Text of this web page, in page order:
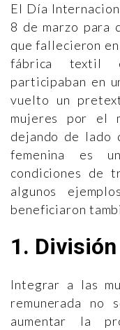
El Día
8 de marzo para
que fallecieron
fábrica textil
participaban en
vuelto un
mujeres por el
dejando de lado
femenina es
condiciones de
algunos
beneficiaron
1.
Integrar a las
remunerada no
aumentar la